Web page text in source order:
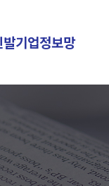
발기업정보망